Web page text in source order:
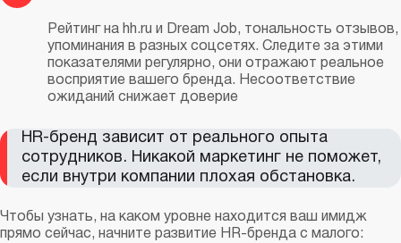
Рейтинг на hh.ru и Dream Job, тональность отзывов,
упоминания в разных соцсетях. Следите за этими
показателями регулярно, они отражают реальное
восприятие вашего бренда. Несоответствие
ожиданий снижает доверие
HR-бренд зависит от реального опыта
сотрудников. Никакой маркетинг не поможет,
если внутри компании плохая обстановка.
Чтобы узнать, на каком уровне находится ваш имидж
прямо сейчас, начните развитие HR-бренда с малого: